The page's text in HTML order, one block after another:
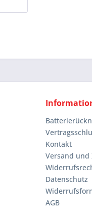
Kontakt
Versand und
Datenschutz
AGB